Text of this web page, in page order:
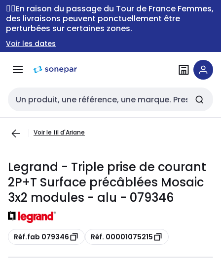
Passer à la
navigation
Passer
au
contenu
🚴‍♂️En raison du passage du Tour de France Femmes,
des livraisons peuvent ponctuellement être
perturbées sur certaines zones.
Voir les dates
Entrée de recherche
Voir le fil d'Ariane
Legrand - Triple prise de courant
2P+T Surface précâblées Mosaic
3x2 modules - alu - 079346
Copie
Réf.fab 079346 Copie
Réf. 00001075215